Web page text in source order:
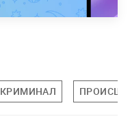
КРИМИНАЛ